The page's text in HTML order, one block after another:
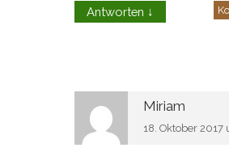
Antworten ↓
Miriam
18. Oktober 2017